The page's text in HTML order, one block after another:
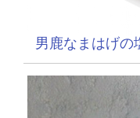
男鹿なまはげの